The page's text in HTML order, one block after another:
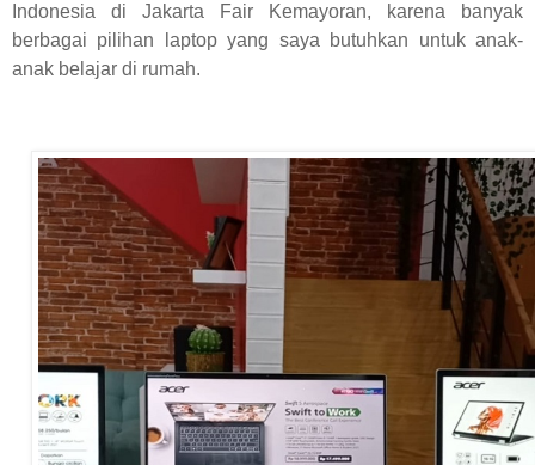
Indonesia di Jakarta Fair Kemayoran, karena banyak
berbagai pilihan laptop yang saya butuhkan untuk anak-
anak belajar di rumah.